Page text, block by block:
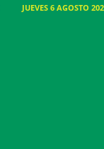
JUEVES 6 AGOSTO